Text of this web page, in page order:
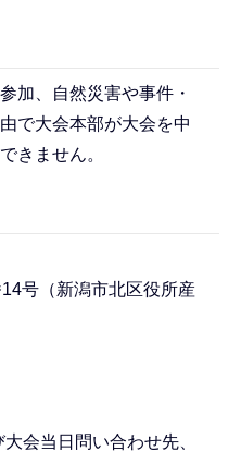
加、自然災害や事件・
で大会本部が大会を中
きません。
号（新潟市北区役所産
会当日問い合わせ先、